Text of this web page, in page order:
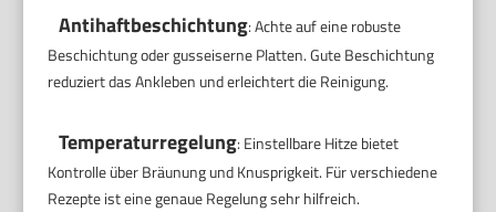
Antihaftbeschichtung: Achte auf eine robuste
Beschichtung oder gusseiserne Platten. Gute Beschichtung
reduziert das Ankleben und erleichtert die Reinigung.
Temperaturregelung: Einstellbare Hitze bietet
Kontrolle über Bräunung und Knusprigkeit. Für verschiedene
Rezepte ist eine genaue Regelung sehr hilfreich.